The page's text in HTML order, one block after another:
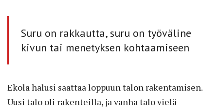
Suru on rakkautta, suru on työväline
kivun tai menetyksen kohtaamiseen
Ekola halusi saattaa loppuun talon rakentamisen.
Uusi talo oli rakenteilla, ja vanha talo vielä